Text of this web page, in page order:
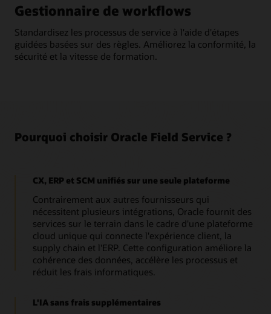
Gestionnaire de workflows
Standardisez les processus de service à l'aide d'étapes
guidées basées sur des règles. Améliorez la conformité, la
sécurité et la vitesse de formation.
Pourquoi choisir Oracle Field Service ?
CX, ERP et SCM unifiés sur une seule plateforme
Contrairement aux autres fournisseurs qui
nécessitent plusieurs intégrations, Oracle fournit des
services sur le terrain dans le cadre d'une plateforme
cloud unique qui connecte l'expérience client, la
supply chain et l'ERP. Cette configuration améliore la
cohérence des données, accélère les processus et
réduit les frais informatiques.
L'IA sans frais supplémentaires